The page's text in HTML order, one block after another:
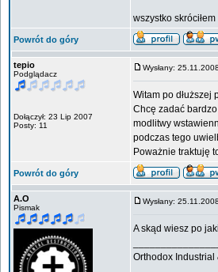
wszystko skróciłem
Powrót do góry
tepio
Podglądacz
Dołączył: 23 Lip 2007
Posty: 11
Wysłany:
Witam po dłuższej
Chcę zadać
modlitwy
podczas tego
Poważnie traktuję
Powrót do góry
A.O
Pismak
Wysłany:
A skąd wiesz po
Orthodox